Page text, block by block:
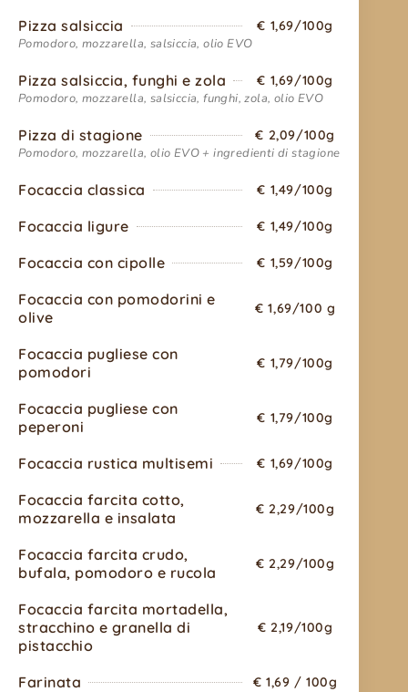
Pizza salsiccia
€ 1,69/100g
Pomodoro, mozzarella, salsiccia, olio EVO
Pizza salsiccia, funghi e zola
€ 1,69/100g
Pomodoro, mozzarella, salsiccia, funghi, zola, olio EVO
Pizza di stagione
€ 2,09/100g
Pomodoro, mozzarella, olio EVO + ingredienti di stagione
Focaccia classica € 1,49/100g
Focaccia ligure € 1,49/100g
Focaccia con cipolle € 1,59/100g
Focaccia con pomodorini e
olive
€ 1,69/100 g
Focaccia pugliese con
pomodori
€ 1,79/100g
Focaccia pugliese con
peperoni
€ 1,79/100g
Focaccia rustica multisemi € 1,69/100g
Focaccia farcita cotto,
mozzarella e insalata
€ 2,29/100g
Focaccia farcita crudo,
bufala, pomodoro e rucola
€ 2,29/100g
Focaccia farcita mortadella,
stracchino e granella di
pistacchio
€ 2,19/100g
Farinata € 1,69 / 100g